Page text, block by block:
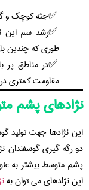
جثه کوچک و
رشد سم این
طوری که چندین
در مناطق
مقاومت کمتری در
نژادهای پشم
این نژادها جهت
دو رگه گیری گوسفندان
پشم متوسط بیشتر به
این نژادهای می توان به